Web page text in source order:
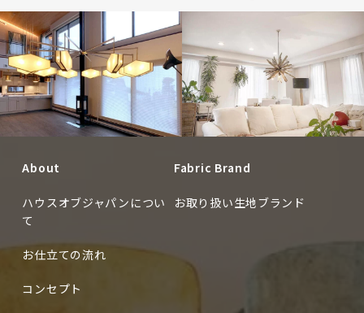
About
ハウスオブジャパンについ
て
お仕立ての流れ
コンセプト
Fabric Brand
お取り扱い生地ブランド